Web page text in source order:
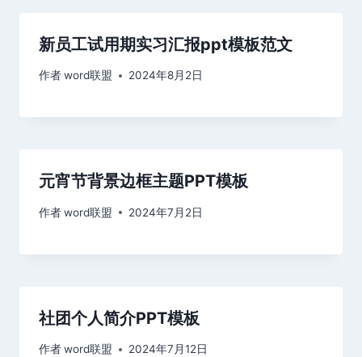
新员工试用期实习汇报ppt模板范文
作者word联盟 2024年8月2日
元宵节背景边框主题PPT模板
作者word联盟 2024年7月2日
社团个人简介PPT模板
作者word联盟 2024年7月12日